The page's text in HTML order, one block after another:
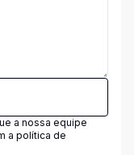
a nossa equipe
a política de